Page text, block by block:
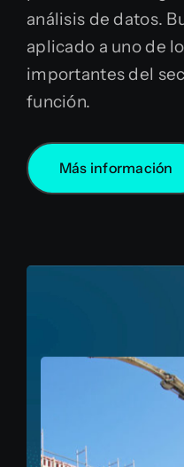
análisis de datos.
aplicado a uno de
importantes del
función.
Más información